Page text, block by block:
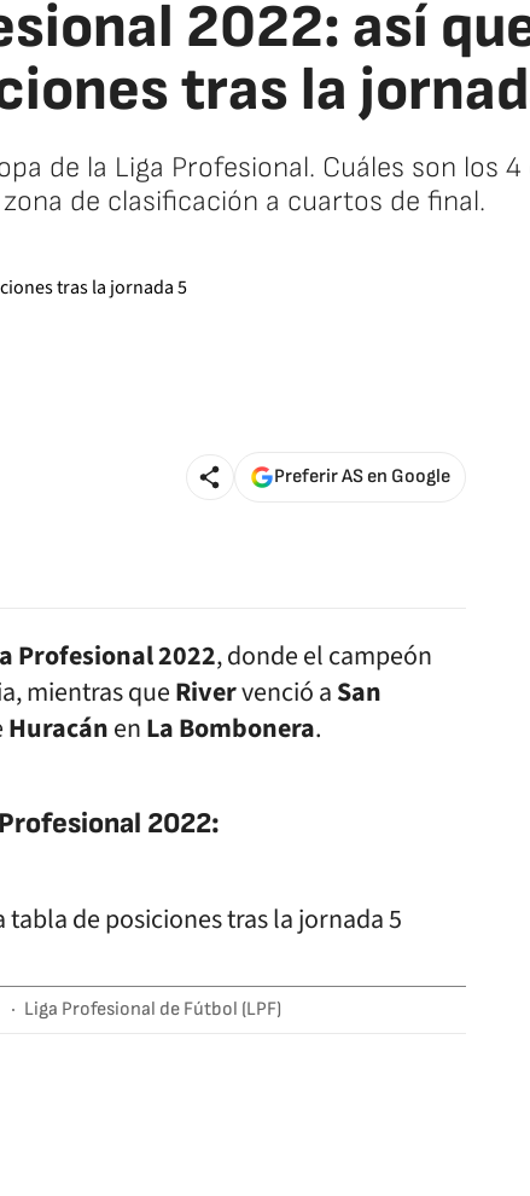
2022: así
tras la
de la Liga Profesional. Cuáles son los
zona de clasificación a cuartos de final.
Preferir AS en Google
Profesional 2022, donde el campeón
mientras queRivervenció aSan
HuracánenLa Bombonera.
2022:
Liga Profesional de Fútbol (LPF)